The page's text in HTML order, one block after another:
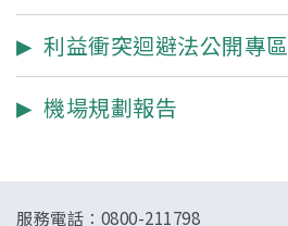
利益衝突迴避法公開專區
機場規劃報告
服務電話：0800-211798